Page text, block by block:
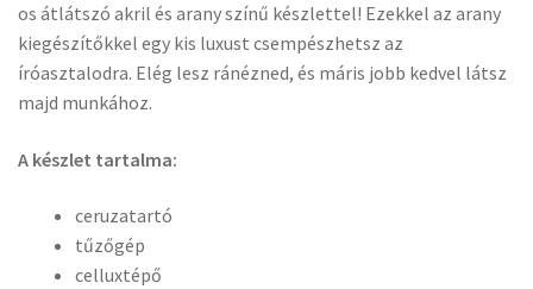
os átlátszó akril és arany színű készlettel! Ezekkel az arany
kiegészítőkkel egy kis luxust csempészhetsz az
íróasztalodra. Elég lesz ránézned, és máris jobb kedvel látsz
majd munkához.
A készlet tartalma:
ceruzatartó
tűzőgép
celluxtépő